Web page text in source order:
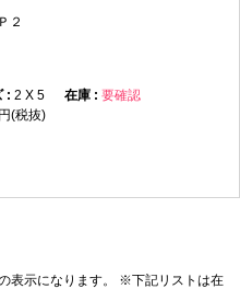
２
2 X 5
要確認
(税抜)
表示になります。 ※下記リストは在